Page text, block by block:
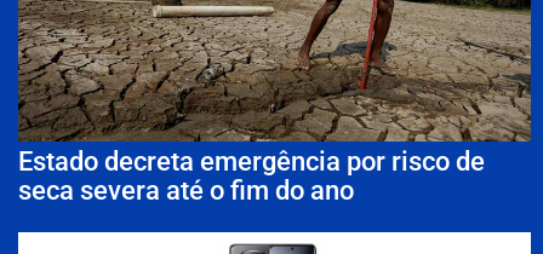
Estado decreta emergência por risco de
seca severa até o fim do ano